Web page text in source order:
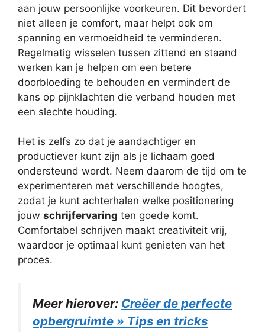
aan jouw persoonlijke voorkeuren. Dit bevordert
niet alleen je comfort, maar helpt ook om
spanning en vermoeidheid te verminderen.
Regelmatig wisselen tussen zittend en staand
werken kan je helpen om een betere
doorbloeding te behouden en vermindert de
kans op pijnklachten die verband houden met
een slechte houding.
Het is zelfs zo dat je aandachtiger en
productiever kunt zijn als je lichaam goed
ondersteund wordt. Neem daarom de tijd om te
experimenteren met verschillende hoogtes,
zodat je kunt achterhalen welke positionering
jouw schrijfervaring ten goede komt.
Comfortabel schrijven maakt creativiteit vrij,
waardoor je optimaal kunt genieten van het
proces.
Meer hierover: Creëer de perfecte
opbergruimte » Tips en tricks